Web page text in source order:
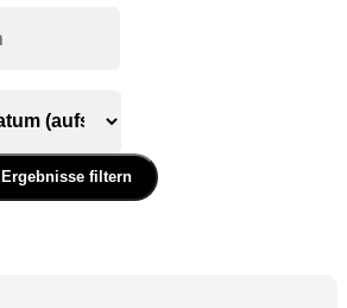
Ergebnisse filtern